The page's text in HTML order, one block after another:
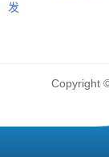
发
Copyright